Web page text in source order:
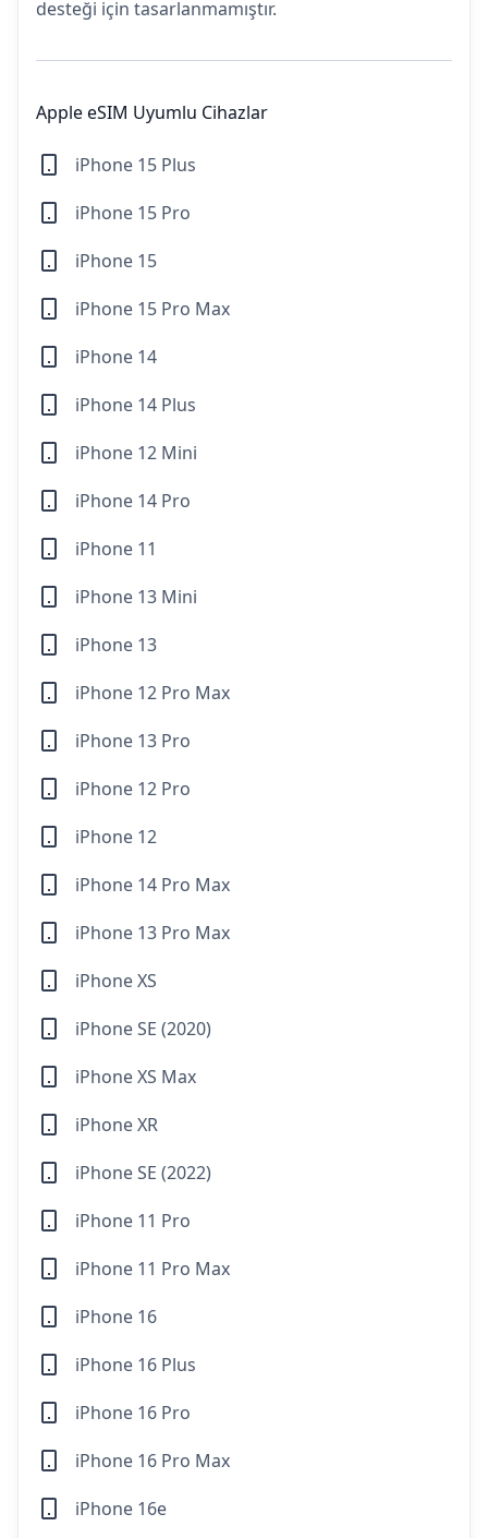
desteği için tasarlanmamıştır.
Apple eSIM Uyumlu Cihazlar
iPhone 15 Plus
iPhone 15 Pro
iPhone 15
iPhone 15 Pro Max
iPhone 14
iPhone 14 Plus
iPhone 12 Mini
iPhone 14 Pro
iPhone 11
iPhone 13 Mini
iPhone 13
iPhone 12 Pro Max
iPhone 13 Pro
iPhone 12 Pro
iPhone 12
iPhone 14 Pro Max
iPhone 13 Pro Max
iPhone XS
iPhone SE (2020)
iPhone XS Max
iPhone XR
iPhone SE (2022)
iPhone 11 Pro
iPhone 11 Pro Max
iPhone 16
iPhone 16 Plus
iPhone 16 Pro
iPhone 16 Pro Max
iPhone 16e